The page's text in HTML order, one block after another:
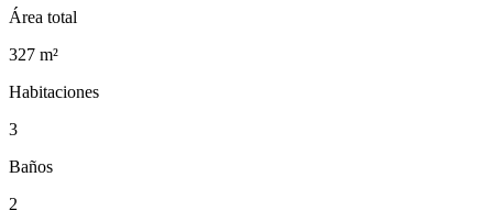
Área total
327 m²
Habitaciones
3
Baños
2